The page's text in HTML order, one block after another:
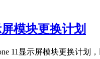
模块更换计划
11显示屏模块更换计划